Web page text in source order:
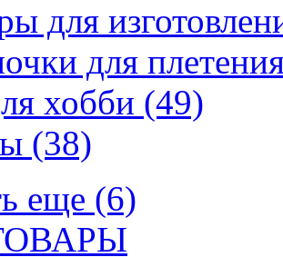
для
для
хобби (49)
(38)
еще (6)